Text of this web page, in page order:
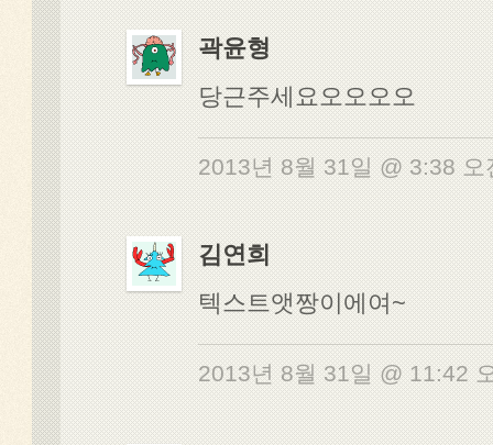
곽윤형
당근주세요오오오오
2013년 8월 31일 @ 3:38
김연희
텍스트앳짱이에여~
2013년 8월 31일 @ 11:42